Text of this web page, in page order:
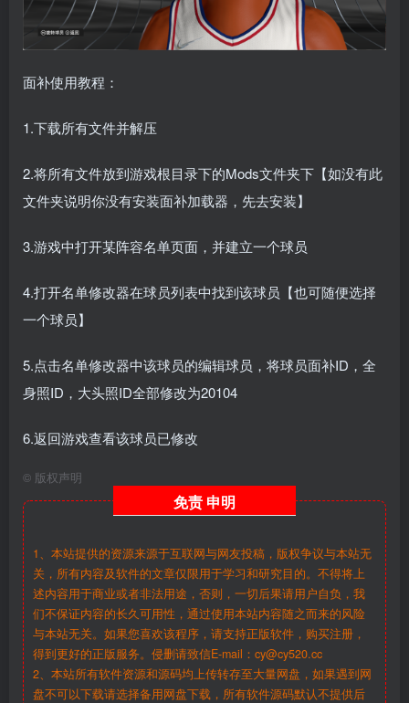
面补使用教程：
1.下载所有文件并解压
2.将所有文件放到游戏根目录下的Mods文件夹下【如没有此
文件夹说明你没有安装面补加载器，先去安装】
3.游戏中打开某阵容名单页面，并建立一个球员
4.打开名单修改器在球员列表中找到该球员【也可随便选择
一个球员】
5.点击名单修改器中该球员的编辑球员，将球员面补ID，全
身照ID，大头照ID全部修改为20104
6.返回游戏查看该球员已修改
© 版权声明
免责 申明
1、本站提供的资源来源于互联网与网友投稿，版权争议与本站无
关，所有内容及软件的文章仅限用于学习和研究目的。不得将上
述内容用于商业或者非法用途，否则，一切后果请用户自负，我
们不保证内容的长久可用性，通过使用本站内容随之而来的风险
与本站无关。如果您喜欢该程序，请支持正版软件，购买注册，
得到更好的正版服务。侵删请致信E-mail：cy@cy520.cc
2、本站所有软件资源和源码均上传转存至大量网盘，如果遇到网
盘不可以下载请选择备用网盘下载，所有软件源码默认不提供后